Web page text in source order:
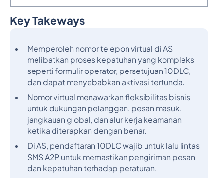
Key Takeways
Memperoleh nomor telepon virtual di AS
melibatkan proses kepatuhan yang kompleks
seperti formulir operator, persetujuan 10DLC,
dan dapat menyebabkan aktivasi tertunda.
Nomor virtual menawarkan fleksibilitas bisnis
untuk dukungan pelanggan, pesan masuk,
jangkauan global, dan alur kerja keamanan
ketika diterapkan dengan benar.
Di AS, pendaftaran 10DLC wajib untuk lalu lintas
SMS A2P untuk memastikan pengiriman pesan
dan kepatuhan terhadap peraturan.
Judul 2